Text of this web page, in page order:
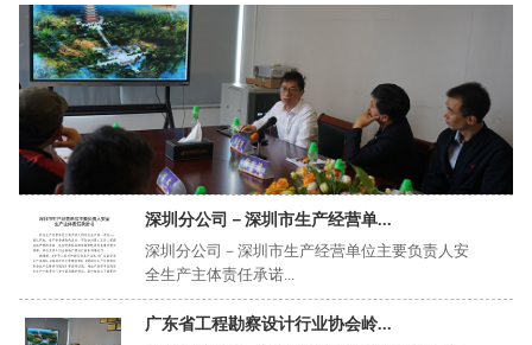
深圳分公司－深圳市生产经营单...
深圳分公司－深圳市生产经营单位主要负责人安
全生产主体责任承诺...
广东省工程勘察设计行业协会岭...